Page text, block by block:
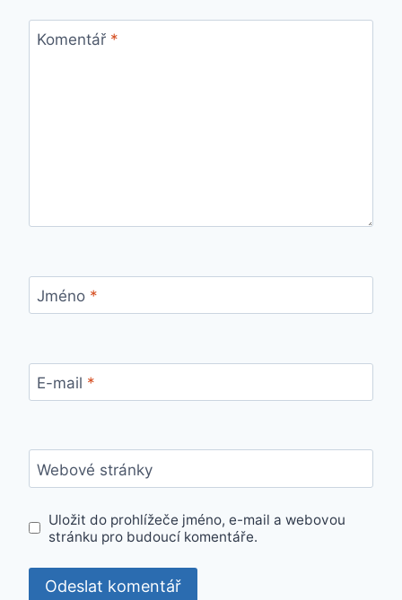
Komentář *
Jméno *
E-mail *
Webové stránky
Uložit do prohlížeče jméno, e-mail a webovou
stránku pro budoucí komentáře.